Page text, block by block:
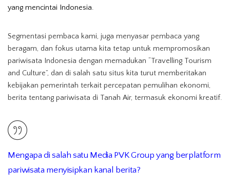
yang mencintai Indonesia.
Segmentasi pembaca kami, juga menyasar pembaca yang
beragam, dan fokus utama kita tetap untuk mempromosikan
pariwisata Indonesia dengan memadukan “Travelling Tourism
and Culture”, dan di salah satu situs kita turut memberitakan
kebijakan pemerintah terkait percepatan pemulihan ekonomi,
berita tentang pariwisata di Tanah Air, termasuk ekonomi kreatif.
Mengapa di salah satu Media PVK Group yang berplatform
pariwisata menyisipkan kanal berita?